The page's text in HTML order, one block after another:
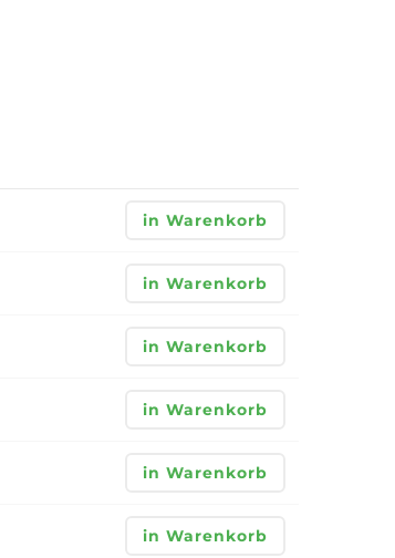
in Warenkorb
in Warenkorb
in Warenkorb
in Warenkorb
in Warenkorb
in Warenkorb